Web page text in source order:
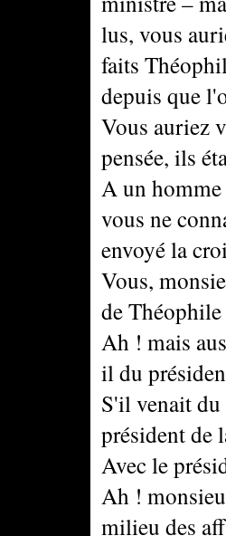
lus, vous
faits
depuis que
Vous auriez
pensée, ils
A un homme
vous ne
envoyé la
Vous,
de
Ah ! mais
il du
S'il venait du
président de
Avec le
Ah !
milieu des